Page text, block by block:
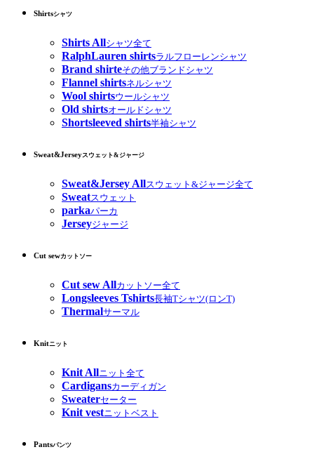
Shirtsシャツ
Shirts Allシャツ全て
RalphLauren shirtsラルフローレンシャツ
Brand shirteその他ブランドシャツ
Flannel shirtsネルシャツ
Wool shirtsウールシャツ
Old shirtsオールドシャツ
Shortsleeved shirts半袖シャツ
Sweat&Jerseyスウェット&ジャージ
Sweat&Jersey Allスウェット&ジャージ全て
Sweatスウェット
parkaパーカ
Jerseyジャージ
Cut sewカットソー
Cut sew Allカットソー全て
Longsleeves Tshirts長袖Tシャツ(ロンT)
Thermalサーマル
Knitニット
Knit Allニット全て
Cardigansカーディガン
Sweaterセーター
Knit vestニットベスト
Pantsパンツ